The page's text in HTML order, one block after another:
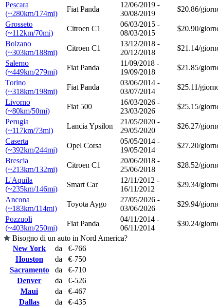
Pescara
(~280km/174mi)
Fiat Panda
12/06/2019 -
30/08/2019
$20.86/
Grosseto
(~112km/70mi)
Citroen C1
06/03/2015 -
08/03/2015
$20.90/
Bolzano
(~303km/188mi)
Citroen C1
13/12/2018 -
20/12/2018
$21.14/
Salerno
(~449km/279mi)
Fiat Panda
11/09/2018 -
19/09/2018
$21.85/
Torino
(~318km/198mi)
Fiat Panda
03/06/2014 -
03/07/2014
$25.11/
Livorno
(~80km/50mi)
Fiat 500
16/03/2026 -
23/03/2026
$25.15/
Perugia
(~117km/73mi)
Lancia Ypsilon
21/05/2020 -
29/05/2020
$26.27/
Caserta
(~392km/244mi)
Opel Corsa
05/05/2014 -
19/05/2014
$27.20/
Brescia
(~213km/132mi)
Citroen C1
20/06/2018 -
25/06/2018
$28.52/
L'Aquila
(~235km/146mi)
Smart Car
12/11/2012 -
16/11/2012
$29.34/
Ancona
(~183km/114mi)
Toyota Aygo
27/05/2026 -
03/06/2026
$29.94/
Pozzuoli
(~403km/250mi)
Fiat Panda
04/11/2014 -
06/11/2014
$30.24/
Bisogno di un auto in Nord America?
New York
da
€-766
Houston
da
€-750
Sacramento
da
€-710
Denver
da
€-526
Maui
da
€-467
Dallas
da
€-435